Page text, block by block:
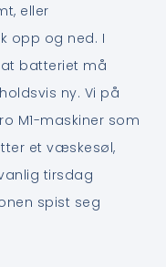
eller
opp og ned. I
batteriet må
ny. Vi på
M1-maskiner som
et væskesøl,
tirsdag
spist seg